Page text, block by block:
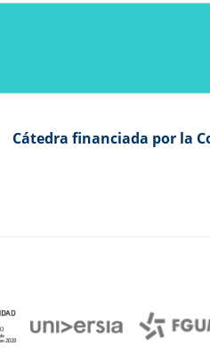
Cátedra financiada por la